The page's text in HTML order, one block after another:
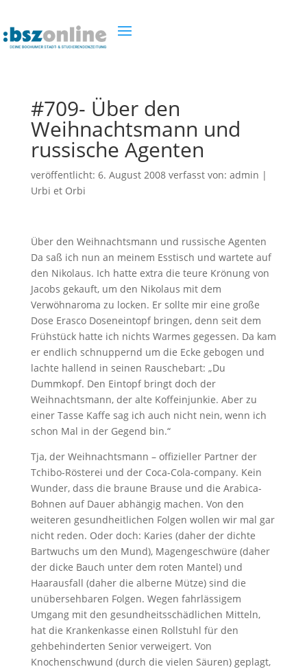
#709- Über den
Weihnachtsmann und
russische Agenten
veröffentlicht: 6. August 2008verfasst von: admin |
Urbi et Orbi
Über den Weihnachtsmann und russische Agenten
Da saß ich nun an meinem Esstisch und wartete auf
den Nikolaus. Ich hatte extra die teure Krönung von
Jacobs gekauft, um den Nikolaus mit dem
Verwöhnaroma zu locken. Er sollte mir eine große
Dose Erasco Doseneintopf bringen, denn seit dem
Frühstück hatte ich nichts Warmes gegessen. Da kam
er endlich schnuppernd um die Ecke gebogen und
lachte hallend in seinen Rauschebart: „Du
Dummkopf. Den Eintopf bringt doch der
Weihnachtsmann, der alte Koffeinjunkie. Aber zu
einer Tasse Kaffe sag ich auch nicht nein, wenn ich
schon Mal in der Gegend bin.“
Tja, der Weihnachtsmann – offizieller Partner der
Tchibo-Rösterei und der Coca-Cola-company. Kein
Wunder, dass die braune Brause und die Arabica-
Bohnen auf Dauer abhängig machen. Von den
weiteren gesundheitlichen Folgen wollen wir mal gar
nicht reden. Oder doch: Karies (daher der dichte
Bartwuchs um den Mund), Magengeschwüre (daher
der dicke Bauch unter dem roten Mantel) und
Haarausfall (daher die alberne Mütze) sind die
unübersehbaren Folgen. Wegen fahrlässigem
Umgang mit den gesundheitsschädlichen Mitteln,
hat die Krankenkasse einen Rollstuhl für den
gehbehinderten Senior verweigert. Von
Knochenschwund (durch die vielen Säuren) geplagt,